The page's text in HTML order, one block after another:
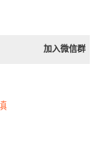
加入微信群